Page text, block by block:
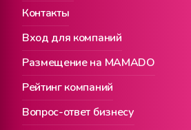
Вход для компаний
Размещение на MAMADO
Рейтинг компаний
Контакты
Вопрос-ответ бизнесу